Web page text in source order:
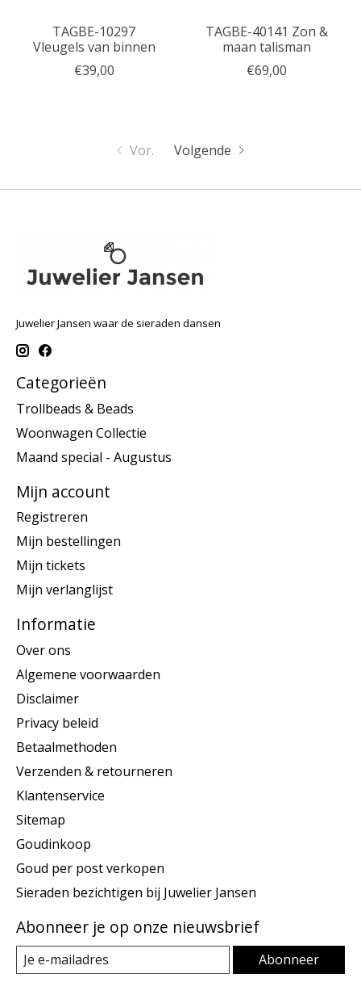
TAGBE-10297
Vleugels van binnen
€39,00
TAGBE-40141 Zon &
maan talisman
€69,00
Vor. Volgende
Juwelier Jansen waar de sieraden dansen
Categorieën
Trollbeads & Beads
Woonwagen Collectie
Maand special - Augustus
Mijn account
Registreren
Mijn bestellingen
Mijn tickets
Mijn verlanglijst
Informatie
Over ons
Algemene voorwaarden
Disclaimer
Privacy beleid
Betaalmethoden
Verzenden & retourneren
Klantenservice
Sitemap
Goudinkoop
Goud per post verkopen
Sieraden bezichtigen bij Juwelier Jansen
Abonneer je op onze nieuwsbrief
Abonneer